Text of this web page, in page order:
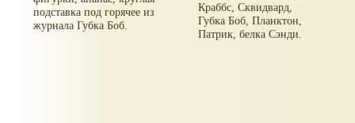
подставка под горячее из
журнала Губка Боб.
Краббс, Сквидвард,
Губка Боб, Планктон,
Патрик, белка Сэнди.